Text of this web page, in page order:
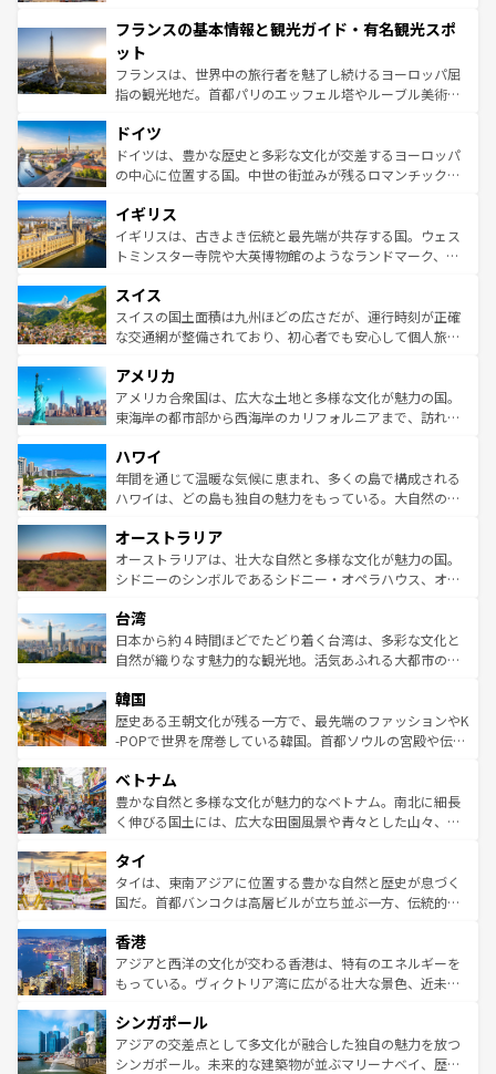
ませてくれるイタリアで、忘れられない旅をしてみよう！
なお、新着のイタリア情報は
しい。
文化が根付くこの国では、情熱的なフラメンコ、熱気あふ
れる闘牛、そして美味しいタパスが生活の一部となってい
る。首都マドリードの洗練された雰囲気や、バルセロナの
アートに溢れた街角から、地方では古代ローマ遺跡や中世
せる。地方によって風土や気候が異なるスペインはその個
性で訪れる人を魅了する。 なお、新着のスペイン情報は コ
ンテンツ一覧を参照してほしい。
フランスの基本情報と観光ガイド・有名観光スポ
ット
フランスは、世界中の旅行者を魅了し続けるヨーロッパ屈
指の観光地だ。首都パリのエッフェル塔やルーブル美術館
で、幅広い魅力が詰まっている。華麗な宮殿、歴史的な大
聖堂、美しいビーチ、そして豊かな自然が、訪れる者を心
から魅了する。また、フランスは美食の国としても知ら
いる。シャンパンの発祥地であるランス、プロヴァンスの
香り高いラベンダー畑など、多彩な楽しみ方が可能だ。さ
らに、パリ以外の地域にも魅力が溢れており、どの街角に
れる地方に足を運ぶとそれぞれで全く異なる文化を体験で
きるだろう。 なお、新着のフランス情報はコンテンツ一覧
を参照してほしい。
ドイツ
ドイツは、豊かな歴史と多彩な文化が交差するヨーロッパ
の中心に位置する国。中世の街並みが残るロマンチック街
顔を持つこの国は、どこを歩いても飽きることがない。ベ
ルリンの文化的活気、バイエルン州のアルプスの絶景、そ
してライン川沿いのワイン畑といった風景は必見。ビール
は、お酒好きな人にはぜひ体験してほしい。 なお、新着の
ドイツ情報はコンテンツ一覧を参照してほしい。
イギリス
イギリスは、古きよき伝統と最先端が共存する国。ウェス
トミンスター寺院や大英博物館のようなランドマーク、歴
リアごとに異なる魅力がある。また、優雅なアフタヌーン
ティー、ビール好きにはたまらない英国パブ、サッカー観
戦など、本場だからこそできる体験も豊富。イギリスを旅
ンツ一覧を参照してほしい。
スイス
スイスの国土面積は九州ほどの広さだが、運行時刻が正確
な交通網が整備されており、初心者でも安心して個人旅行
の建物がそのまま残る町や、スイスならではのユニークな
博物館もあり、アルプス観光だけでなく町歩きも満喫する
ことができる。国民の所得が高いため物価も高いが、旅行
ば市内交通費無料で観光を楽しむこともできる。 なお、新
着のスイス情報はコンテンツ一覧 を参照してほしい。
アメリカ
アメリカ合衆国は、広大な土地と多様な文化が魅力の国。
東海岸の都市部から西海岸のカリフォルニアまで、訪れる
のような巨大都市は、観光、ショッピング、エンターテイ
ンメントが詰まった刺激的なスポットだ。一方、アメリカ
西部には大自然が広がり、グランドキャニオンやイエロー
部のニューオーリンズでは、音楽と美食が融合した独特の
文化が魅力。旅行者はアメリカの各地域で異なる魅力を楽
しみながら、その多様性と豊かな歴史を感じることができ
ならではの贅沢な旅のスタイルだ。 なお、新着のアメリカ
情報はコンテンツ一覧を参照してほしい。
ハワイ
年間を通じて温暖な気候に恵まれ、多くの島で構成される
ハワイは、どの島も独自の魅力をもっている。大自然の神
ワイ島は見逃せない。また、定番の観光地といえばオアフ
島だが、静かな自然を求めるならマウイ島やカウアイ島が
おすすめ。エメラルドグリーンに輝く海をはじめ、豊かな
れるおもてなしの心で訪れる人々を迎えてくれるハワイの
人々、おいしいローカルフードやハワイアンミュージッ
ク、伝統的なフラダンスなど、すべてがハワイの魅力を彩
ワイを、存分に味わってほしい。 なお、新着のハワイ情報
はコンテンツ一覧を参照してほしい。
オーストラリア
オーストラリアは、壮大な自然と多様な文化が魅力の国。
シドニーのシンボルであるシドニー・オペラハウス、オー
リアリーフや大陸中央部にそびえるウルル（エアーズロッ
ク）、タスマニアの美しい原生林やケアンズの熱帯雨林な
ど、見どころがたくさん。また、カフェやワイン、オージ
いる。アクティビティも充実しており、サーフィンやダイ
ビング、ハイキングなど、アウトドア好きにはたまらな
い。オーストラリアの多彩な魅力を存分に味わいつくそ
参照してほしい。
台湾
日本から約４時間ほどでたどり着く台湾は、多彩な文化と
自然が織りなす魅力的な観光地。活気あふれる大都市の台
ン）、静ひつな山岳地帯である台湾東部など、都市の喧騒
と山間の静けさが共存しており、訪れる人に新しい発見と
驚きをもたらしてくれる。また、奥深い台湾の食文化も魅
容にもいいと評判のスイーツなど、バラエティ豊かな料理
が味わえる。 なお、新着の台湾情報は コンテンツ一覧を参
照してほしい。
韓国
歴史ある王朝文化が残る一方で、最先端のファッションやK
-POPで世界を席巻している韓国。首都ソウルの宮殿や伝統
き、地方に足を延ばせば四季折々の自然美を楽しむことが
できる。そして、キムチや焼肉、絶品のストリートフード
まで、さまざまな韓国料理が待っている。夜には、韓国な
リティに包まれながら、韓国の多彩な魅力を心ゆくまで味
わってみてほしい。 なお、新着の韓国情報はコンテンツ一
覧を参照してほしい。
ベトナム
豊かな自然と多様な文化が魅力的なベトナム。南北に細長
く伸びる国土には、広大な田園風景や青々とした山々、世
急速な発展と共に伝統が息づく。ハノイの古い町並みやホ
ーチミン市のフランス統治時代の建物も、独特の雰囲気を
醸し出している。また、バラエティの豊かさとおいしさで
とつ。フォーやバインミー、ベトナムコーヒーなどは、ぜ
ひ現地で味わいたい。どの地域を訪れてもあたたかい人々
が旅行者を迎えてくれるので、きっと忘れられない旅にな
参照してほしい。
タイ
タイは、東南アジアに位置する豊かな自然と歴史が息づく
国だ。首都バンコクは高層ビルが立ち並ぶ一方、伝統的な
の活気が交差している。北部ではチェンマイなどの山岳地
帯で自然と触れ合い、南部ではプーケットやクラビの美し
いビーチでリゾート気分を楽しむことができる。タイ料理
激する。気候は一年中温暖で、どの季節にも異なる楽しみ
が待っている。親しみやすいタイの人々、仏教を中心とし
た文化、そして多様な観光資源が、訪れる旅人を魅了し続
香港
アジアと西洋の文化が交わる香港は、特有のエネルギーを
もっている。ヴィクトリア湾に広がる壮大な景色、近未来
み、どこを訪れても感動するはず。観光スポットが密集し
ており、効率よく見どころを回れるのも魅力。息をのむよ
うな絶景から文化的な体験まで、香港を存分に楽しみ尽く
シンガポール
アジアの交差点として多文化が融合した独自の魅力を放つ
シンガポール。未来的な建築物が並ぶマリーナベイ、歴史